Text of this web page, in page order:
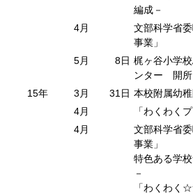
編成－
4月
文部科学省
事業」
5月
8日 梶ヶ谷小学
ンター 開所
15年
3月 31日 本校附属幼
4月
「わくわく
4月
文部科学省
事業」
特色ある学
－
「わくわく